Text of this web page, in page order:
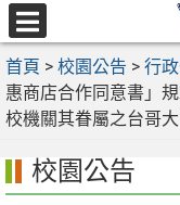
跳
至
主
要
內
選
單
首頁 > 校園公告 > 行
惠商店合作同意書」
校機關其眷屬之台哥
校園公告